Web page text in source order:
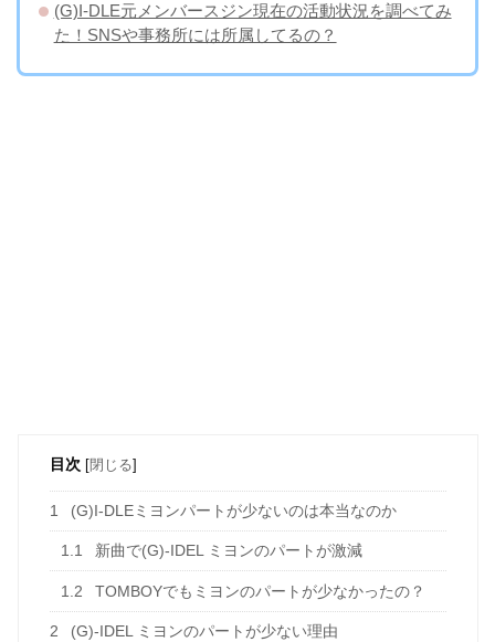
(G)I-DLE元メンバースジン現在の活動状況を調べてみ
た！SNSや事務所には所属してるの？
目次 [閉じる]
1 (G)I-DLEミヨンパートが少ないのは本当なのか
1.1 新曲で(G)-IDEL ミヨンのパートが激減
1.2 TOMBOYでもミヨンのパートが少なかったの？
2 (G)-IDEL ミヨンのパートが少ない理由